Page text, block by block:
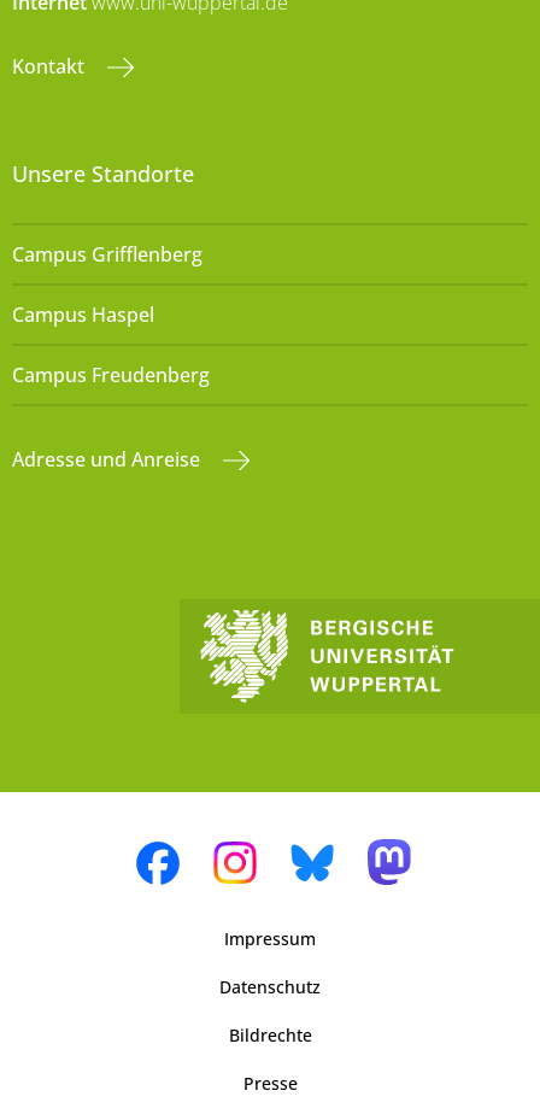
Kontakt
Unsere Standorte
Campus Grifflenberg
Campus Haspel
Campus Freudenberg
Adresse und Anreise
Impressum
Datenschutz
Bildrechte
Presse